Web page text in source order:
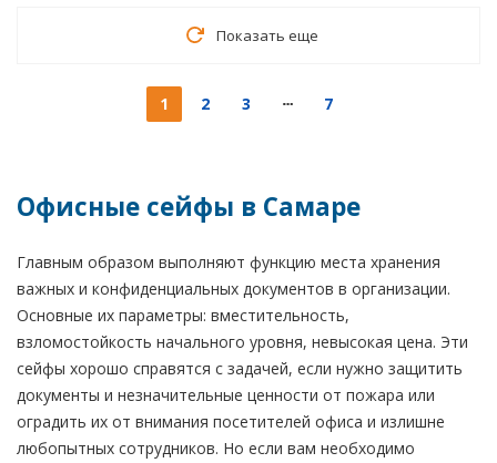
Показать еще
1 2 3 7
Офисные сейфы в Самаре
Главным образом выполняют функцию места хранения
важных и конфиденциальных документов в организации.
Основные их параметры: вместительность,
взломостойкость начального уровня, невысокая цена. Эти
сейфы хорошо справятся с задачей, если нужно защитить
документы и незначительные ценности от пожара или
оградить их от внимания посетителей офиса и излишне
любопытных сотрудников. Но если вам необходимо